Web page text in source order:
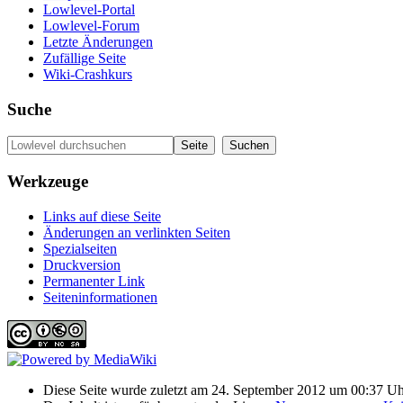
Lowlevel-Portal
Lowlevel-Forum
Letzte Änderungen
Zufällige Seite
Wiki-Crashkurs
Suche
Werkzeuge
Links auf diese Seite
Änderungen an verlinkten Seiten
Spezialseiten
Druckversion
Permanenter Link
Seiten­informationen
Diese Seite wurde zuletzt am 24. September 2012 um 00:37